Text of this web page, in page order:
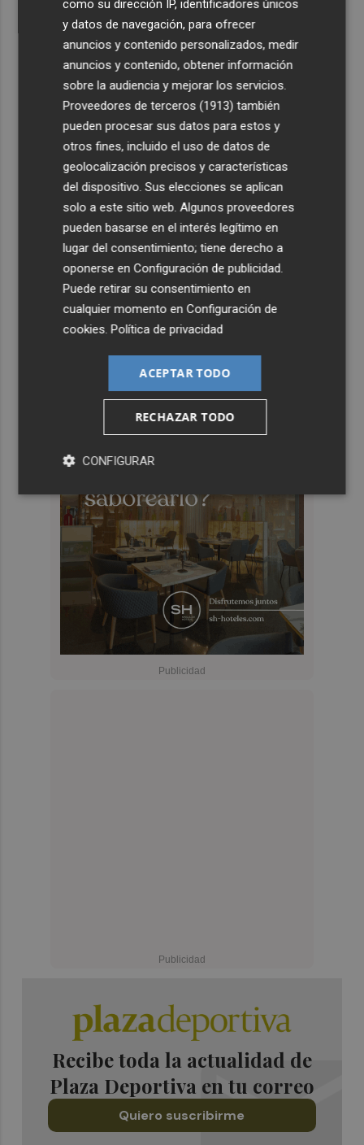
Recibe toda la actualidad de
Plaza Deportiva en tu correo
Quiero suscribirme
como su dirección IP, identificadores únicos
y datos de navegación, para ofrecer
anuncios y contenido personalizados, medir
anuncios y contenido, obtener información
sobre la audiencia y mejorar los servicios.
Proveedores de terceros (1913) también
pueden procesar sus datos para estos y
otros fines, incluido el uso de datos de
geolocalización precisos y características
del dispositivo. Sus elecciones se aplican
solo a este sitio web. Algunos proveedores
pueden basarse en el interés legítimo en
lugar del consentimiento; tiene derecho a
oponerse enConfiguración de publicidad
Puede retirar su consentimiento en
cualquier momento enConfiguración de
cookies .Política de privacidad
ACEPTAR TODO
RECHAZAR TODO
CONFIGURAR